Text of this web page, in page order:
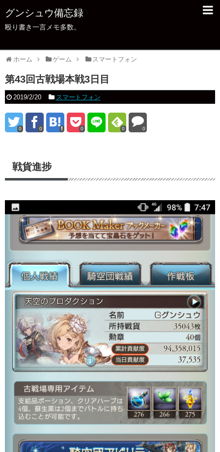
グンシュウ備忘録
殴り書き一言メモ多数。
ホーム ゲーム スマートフォン
第43回古戦場本戦3日目
2019/2/20 スマートフォン
0 0 0 0 0
戦貨進捗